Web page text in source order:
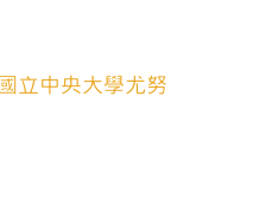
國立中央大學尤努